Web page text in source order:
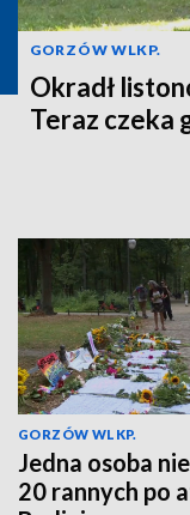
GORZÓW WLKP.
Okradł
Teraz czeka
GORZÓW WLKP.
Jedna osoba
20 rannych po